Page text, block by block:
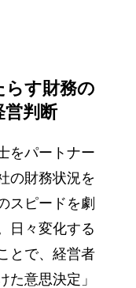
らす財務の
営判断
をパートナー
の財務状況を
スピードを劇
日々変化する
とで、経営者
た意思決定」